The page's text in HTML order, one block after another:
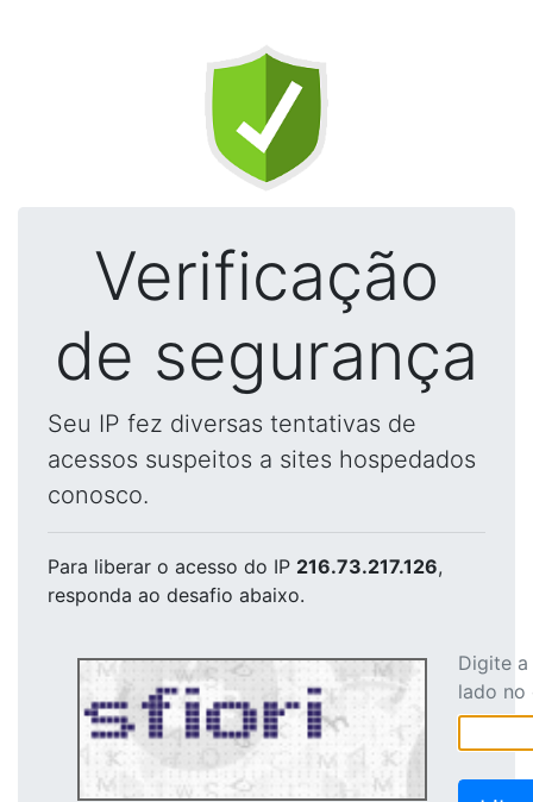
Verificação
de segurança
Seu IP fez diversas tentativas de
acessos suspeitos a sites hospedados
conosco.
Para liberar o acesso do IP 216.73.217.126,
responda ao desafio abaixo.
Digite
lado no